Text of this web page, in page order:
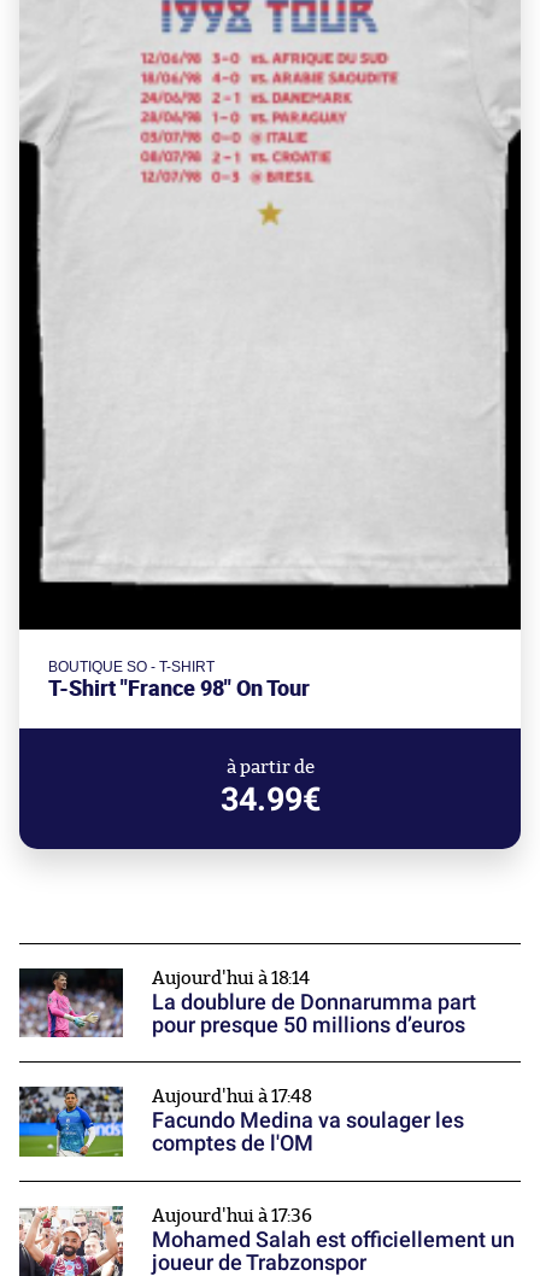
BOUTIQUE SO - T-SHIRT
T-Shirt "France 98" On Tour
à partir de
34.99€
Aujourd'hui à 18:14
La doublure de Donnarumma part
pour presque 50 millions d’euros
Aujourd'hui à 17:48
Facundo Medina va soulager les
comptes de l'OM
Aujourd'hui à 17:36
Mohamed Salah est officiellement un
joueur de Trabzonspor